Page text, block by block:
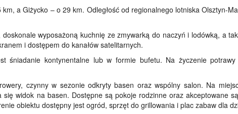
km, a Giżycko – o 29 km. Odległość od regionalnego lotniska Olsztyn-
wyposażoną kuchnię ze zmywarką do naczyń i lodówką, a
i dostępem do kanałów satelitarnych.
śniadanie kontynentalne lub w formie bufetu. Na życzenie
czynny w sezonie odkryty basen oraz wspólny salon. Na
widok na basen. Dostępne są pokoje rodzinne oraz akceptowane
obiektu dostępny jest ogród, sprzęt do grillowania i plac zabaw dla